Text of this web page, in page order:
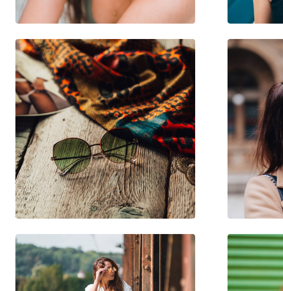
Accessoires
Étui:
Oui
Tissu de nettoyage:
Oui
Autres
Sexe:
Pour femmes
Catégorie:
Lunettes de soleil
Marque:
Ralph Lauren
Utilisation:
Mode
Code:
0RL 8178 500718 50